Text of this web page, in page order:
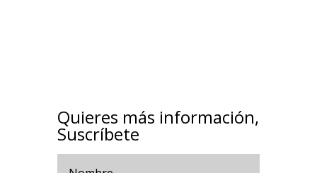
Quieres más información,
Suscríbete